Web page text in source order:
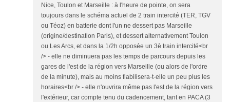
Nice, Toulon et Marseille : à l'heure de pointe, on sera
toujours dans le schéma actuel de 2 train intercité (TER, TGV
ou Téoz) en batterie dont l'un ne dessert pas Marseille
(origine/destination Paris), et dessert alternativement Toulon
ou Les Arcs, et dans la 1/2h opposée un 3è train intercité<br
/> - elle ne diminuera pas les temps de parcours depuis les
gares de l'est de la région vers Marseille (ou alors de l'ordre
de la minute), mais au moins fiabilisera-t-elle un peu plus les
horaires<br /> - elle n'ouvrira même pas l'est de la région vers
l'extérieur, car compte tenu du cadencement, tant en PACA (3